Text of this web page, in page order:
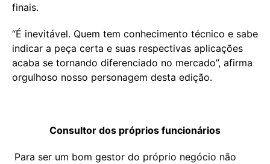
finais.
“É inevitável. Quem tem conhecimento técnico e sabe
indicar a peça certa e suas respectivas aplicações
acaba se tornando diferenciado no mercado”, afirma
orgulhoso nosso personagem desta edição.
Consultor dos próprios funcionários
Para ser um bom gestor do próprio negócio não